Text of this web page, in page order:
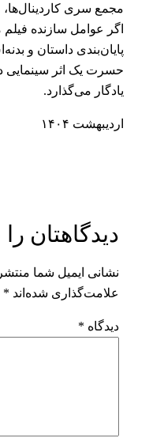
مجمع سری کاردینال‌ها،
اگر عوامل سازنده‌ فیلم
پایان‌بندی داستان و
حسرت یک اثر سینمایی
یادگار می‌گذارد.
اردیبهشت ۱۴۰۴
دیدگاهتان
نشانی ایمیل شما
علامت‌گذاری شده‌اند *
دیدگاه *